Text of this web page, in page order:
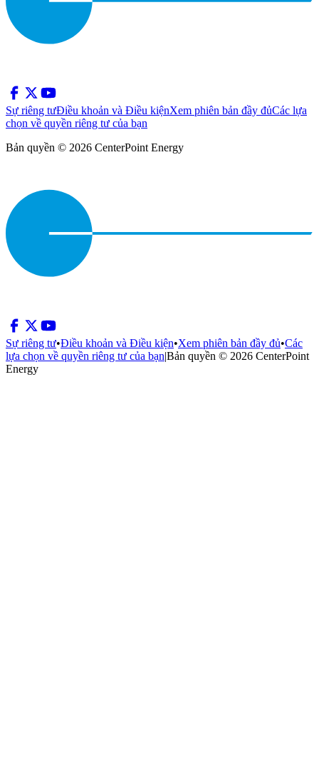
Sự riêng tưĐiều khoản và Điều kiệnXem phiên bản đầy đủCác lựa
chọn về quyền riêng tư của bạn
Bản quyền © 2026 CenterPoint Energy
Sự riêng tư•Điều khoản và Điều kiện•Xem phiên bản đầy đủ•Các
lựa chọn về quyền riêng tư của bạn|Bản quyền © 2026 CenterPoint
Energy